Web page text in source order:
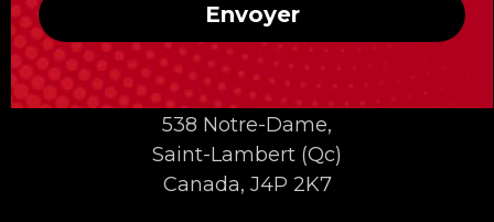
INFORMATIONS DE CONTACT
538 Notre-Dame,
Saint-Lambert (Qc)
Canada, J4P 2K7
Envoyer